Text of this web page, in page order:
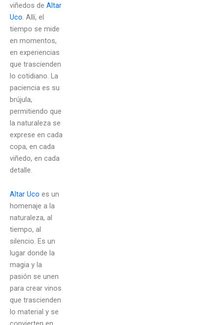
viñedos de Altar
Uco. Allí, el
tiempo se mide
en momentos,
en experiencias
que trascienden
lo cotidiano. La
paciencia es su
brújula,
permitiendo que
la naturaleza se
exprese en cada
copa, en cada
viñedo, en cada
detalle.
Altar Uco es un
homenaje a la
naturaleza, al
tiempo, al
silencio. Es un
lugar donde la
magia y la
pasión se unen
para crear vinos
que trascienden
lo material y se